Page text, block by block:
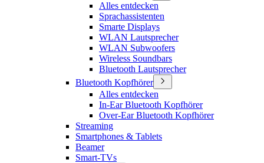
Alles entdecken
Sprachassistenten
Smarte Displays
WLAN Lautsprecher
WLAN Subwoofers
Wireless Soundbars
Bluetooth Lautsprecher
Bluetooth Kopfhörer
Alles entdecken
In-Ear Bluetooth Kopfhörer
Over-Ear Bluetooth Kopfhörer
Streaming
Smartphones & Tablets
Beamer
Smart-TVs